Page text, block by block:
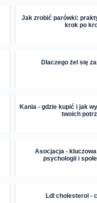
Jak zrobić parówki:
krok po
Dlaczego żel się
Kania - gdzie kupić i jak
twoich
Asocjacja -
psychologii i
Ldl cholesterol -